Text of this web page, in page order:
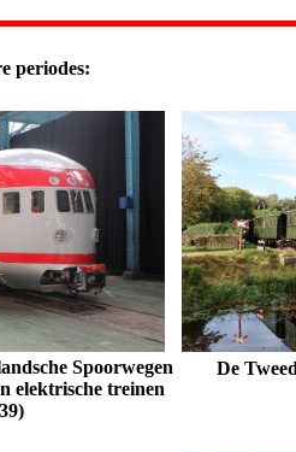
periodes:
Spoorwegen
elektrische treinen
De